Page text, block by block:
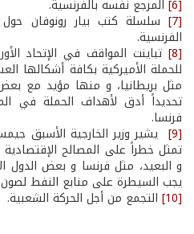
[6] المرجع نفسه بالفرنسية.
[7] سلسلة كتب بيار رونوفان حول
الفرنسية.
[8] تباينت المواقف في الإتحاد
للحملة الأميركية بكافة أشكالها
مثل بريطانيا، و منها مؤيد مع
تحديداً أدق لأهداف الحملة في
فرنسا.
[9] يشير وزير الخارجية الأسبق
تمثل خطراً على المصالح
و البعيد، مثل فرنسا و بعض الدول
يجب السيطرة على منابع النفط لصون
[10] التجمع من أجل الحركة الشعبية.